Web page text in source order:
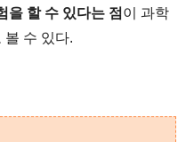
을 할 수 있다는 점 이 과학
볼 수 있다.